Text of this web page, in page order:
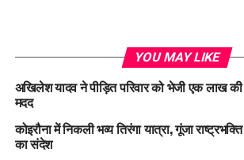
YOU MAY LIKE
अखिलेश यादव ने पीड़ित परिवार को भेजी एक लाख की
मदद
कोइरौना में निकली भव्य तिरंगा यात्रा, गूंजा राष्ट्रभक्ति
का संदेश